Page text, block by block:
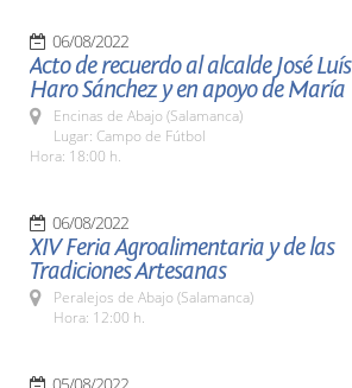
06/08/2022
Acto de recuerdo al alcalde José Luís
Haro Sánchez y en apoyo de María
Encinas de Abajo (Salamanca)
Lugar: Campo de Fútbol
Hora: 18:00 h.
06/08/2022
XIV Feria Agroalimentaria y de las
Tradiciones Artesanas
Peralejos de Abajo (Salamanca)
Hora: 12:00 h.